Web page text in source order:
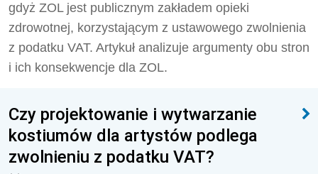
gdyż ZOL jest publicznym zakładem opieki
zdrowotnej, korzystającym z ustawowego zwolnienia
z podatku VAT. Artykuł analizuje argumenty obu stron
i ich konsekwencje dla ZOL.
Czy projektowanie i wytwarzanie
kostiumów dla artystów podlega
zwolnieniu z podatku VAT?